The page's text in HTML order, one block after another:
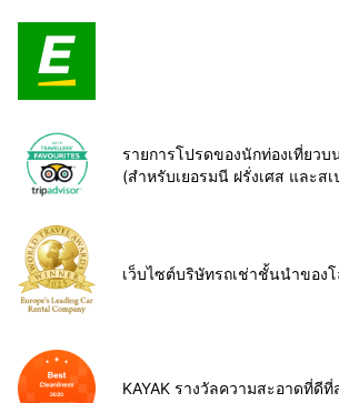
รายการโปรดของนักท่องเที่ยวบ
(สำหรับเยอรมนี ฝรั่งเศส และสเ
เว็บไซต์บริษัทรถเช่าชั้นนำของ
KAYAK รางวัลความสะอาดที่ดี